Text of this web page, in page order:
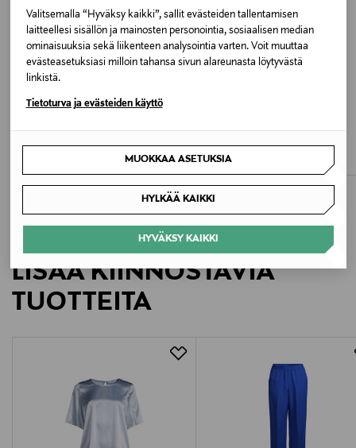
Valitsemalla “Hyväksy kaikki”, sallit evästeiden tallentamisen
laitteellesi sisällön ja mainosten personointia, sosiaalisen median
ominaisuuksia sekä liikenteen analysointia varten. Voit muuttaa
evästeasetuksiasi milloin tahansa sivun alareunasta löytyvästä
linkistä.
Tietoturva ja evästeiden käyttö
MUOKKAA ASETUKSIA
HYLKÄÄ KAIKKI
HYVÄKSY KAIKKI
Kiina
Valmistajan tuotenumero
2618361017600
Valmistaja
Valmistajan osoite
Via Giulia Maramotti 4, 42124, Reggio Emilia, Italy
https://fi.maxmara.com/info/customer-care/contact-
Marina Rinaldi, neulepusero, naisten neule, paita,
ALE –62%
alk.Discounted Price
31,90 € Original Price
82,90 €
Discounted Price
35,40 € Original Price
59,00 €
LISÄÄ KIINNOSTAVIA
TUOTTEITA